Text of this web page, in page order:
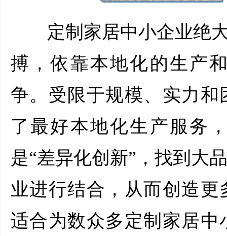
定制家居中小企业绝大
搏，依靠本地化的生产
争。受限于规模、实力
了最好本地化生产服务
是“差异化创新”，找到大
业进行结合，从而创造
适合为数众多定制家居